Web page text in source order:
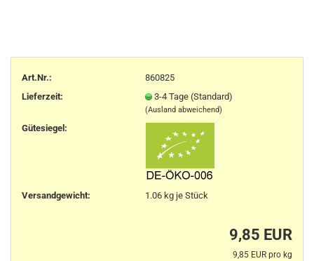
Art.Nr.:
860825
Lieferzeit:
3-4 Tage (Standard)
(Ausland abweichend)
Gütesiegel:
Versandgewicht: 1.06kg je Stück
9,85 EUR
9,85 EUR pro kg